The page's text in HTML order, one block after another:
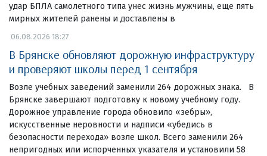
удар БПЛА самолетного типа унес жизнь мужчины, еще пять
мирных жителей ранены и доставлены в
06.08.2026 18:27
В Брянске обновляют дорожную инфраструктуру
и проверяют школы перед 1 сентября
Возле учебных заведений заменили 264 дорожных знака. В
Брянске завершают подготовку к новому учебному году.
Дорожное управление города обновило «зебры»,
искусственные неровности и надписи «убедись в
безопасности перехода» возле школ. Всего заменили 264
непригодных или испорченных указателя и установили 58